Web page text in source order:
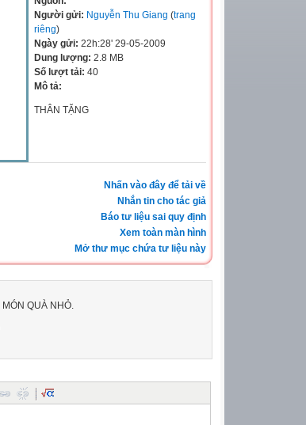
Người gửi: Nguyễn Thu Giang (trang
riêng)
Ngày gửi: 22h:28' 29-05-2009
Dung lượng: 2.8 MB
Số lượt tải: 40
Mô tả:
THÂN TẶNG
Nhấn vào đây để tải về
Nhắn tin cho tác giả
Báo tư liệu sai quy định
Xem toàn màn hình
Mở thư mục chứa tư liệu này
QUÀ NHỎ.